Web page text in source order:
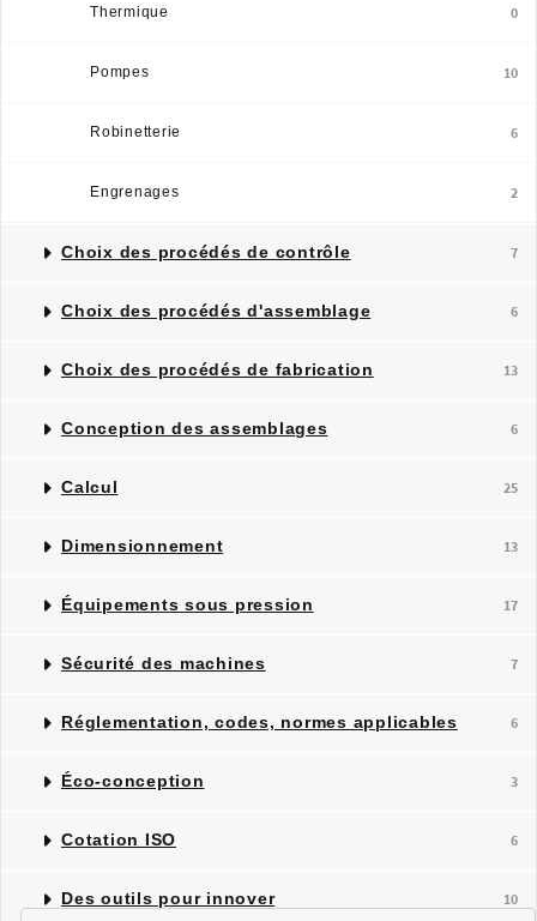
Thermique 0
Pompes 10
Robinetterie 6
Engrenages 2
Choix des procédés de contrôle 7
Choix des procédés d'assemblage 6
Choix des procédés de fabrication 13
Conception des assemblages 6
Calcul 25
Dimensionnement 13
Équipements sous pression 17
Sécurité des machines 7
Réglementation, codes, normes applicables 6
Éco-conception 3
Cotation ISO 6
Des outils pour innover 10